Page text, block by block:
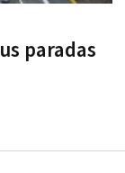
paradas